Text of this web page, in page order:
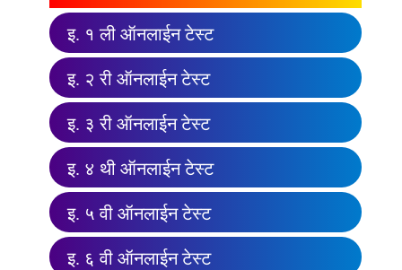
इ. १ ली ऑनलाईन टेस्ट
इ. २ री ऑनलाईन टेस्ट
इ. ३ री ऑनलाईन टेस्ट
इ. ४ थी ऑनलाईन टेस्ट
इ. ५ वी ऑनलाईन टेस्ट
इ. ६ वी ऑनलाईन टेस्ट